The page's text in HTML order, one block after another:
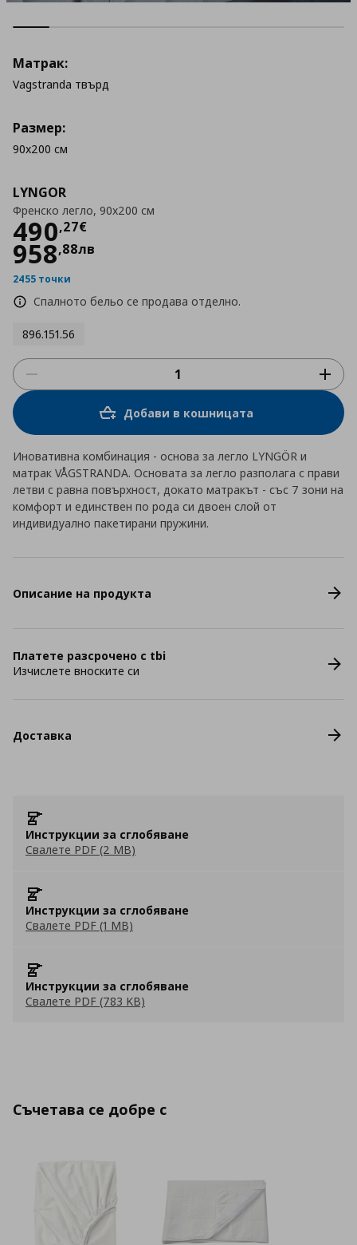
LYNGOR
Френско легло, 90x200 см
490,27€
Цена490,27 €
958,88лв
2455 точки
Спалното бельо се продава отделно.
896.151.56
Матрак:
Vagstranda твърд
Размер:
90x200 см
Добави в кошницата
Иновативна комбинация - основа за легло LYNGÖR и
матрак VÅGSTRANDA. Основата за легло разполага с прави
летви с равна повърхност, докато матракът - със 7 зони на
комфорт и единствен по рода си двоен слой от
индивидуално пакетирани пружини.
Описание на продукта
Платете разсрочено с tbi
Изчислете вноските си
Доставка
Инструкции за сглобяване
Свалете PDF (2 MB)
Инструкции за сглобяване
Свалете PDF (1 MB)
Инструкции за сглобяване
Свалете PDF (783 KB)
Съчетава се добре с